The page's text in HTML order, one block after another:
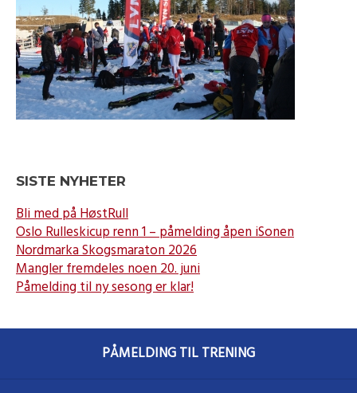
SISTE NYHETER
Bli med på HøstRull
Oslo Rulleskicup renn 1 – påmelding åpen iSonen
Nordmarka Skogsmaraton 2026
Mangler fremdeles noen 20. juni
Påmelding til ny sesong er klar!
PÅMELDING TIL TRENING